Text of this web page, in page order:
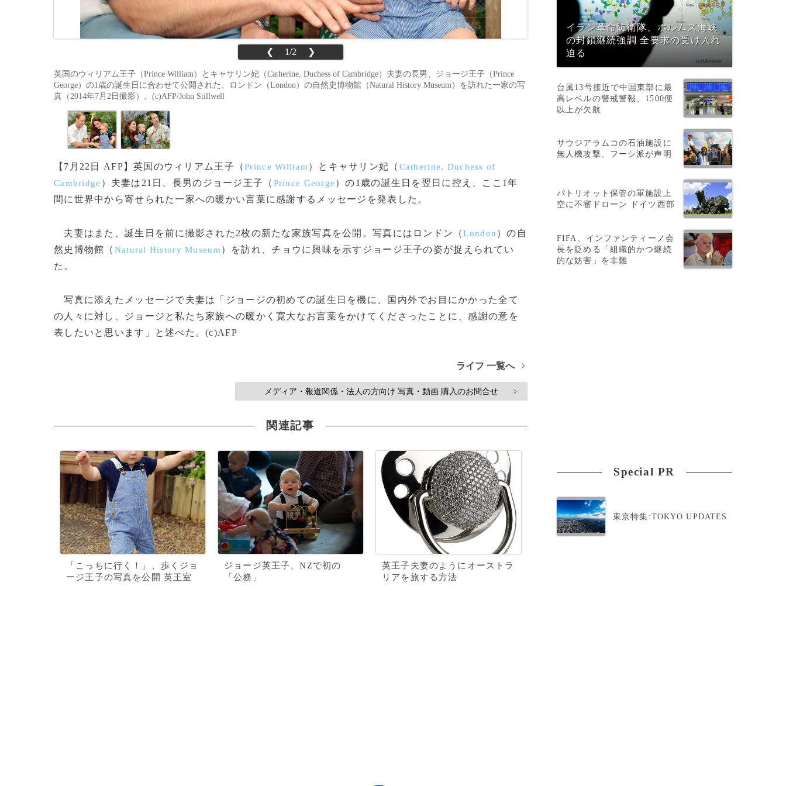
❮ 1/2 ❯
英国のウィリアム王子（Prince William）とキャサリン妃（Catherine, Duchess of Cambridge）夫妻の長男、ジョージ王子（Prince
George）の1歳の誕生日に合わせて公開された、ロンドン（London）の自然史博物館（Natural History Museum）を訪れた一家の写
真（2014年7月2日撮影）。(c)AFP/John Stillwell
【7月22日 AFP】英国のウィリアム王子（Prince William ）とキャサリン妃（ Catherine, Duchess of
Cambridge ）夫妻は21日、長男のジョージ王子（ Prince George ）の1歳の誕生日を翌日に控え、ここ1年
間に世界中から寄せられた一家への暖かい言葉に感謝するメッセージを発表した。
夫妻はまた、誕生日を前に撮影された2枚の新たな家族写真を公開。写真にはロンドン（London ）の自
然史博物館（ Natural History Museum ）を訪れ、チョウに興味を示すジョージ王子の姿が捉えられてい
た。
写真に添えたメッセージで夫妻は「ジョージの初めての誕生日を機に、国内外でお目にかかった全て
の人々に対し、ジョージと私たち家族への暖かく寛大なお言葉をかけてくださったことに、感謝の意を
表したいと思います」と述べた。(c)AFP
ライフ 一覧へ >
メディア・報道関係・法人の方向け 写真・動画 購入のお問合せ >
関連記事
「こっちに行く！」、歩くジョ
ージ王子の写真を公開 英王室
ジョージ英王子、NZで初の
「公務」
英王子夫妻のようにオーストラ
リアを旅する方法
イラン革命防衛隊、ホルムズ海峡
の封鎖継続強調 全要求の受け入れ
迫る
台風13号接近で中国東部に最
高レベルの警戒警報、1500便
以上が欠航
サウジアラムコの石油施設に
無人機攻撃、フーシ派が声明
パトリオット保管の軍施設上
空に不審ドローン ドイツ西部
FIFA、インファンティーノ会
長を貶める「組織的かつ継続
的な妨害」を非難
Special PR
東京特集:TOKYO UPDATES